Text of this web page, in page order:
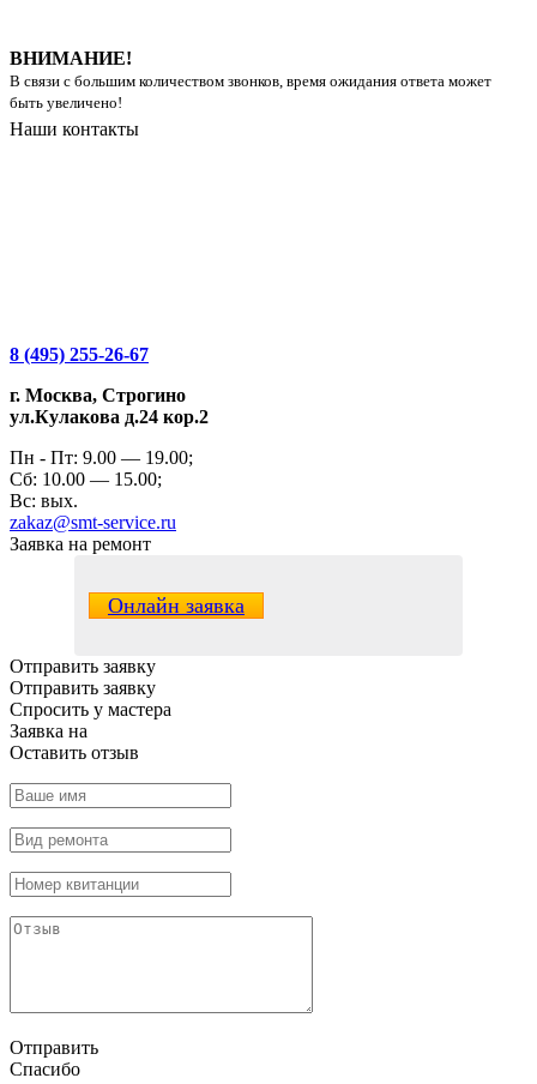
ВНИМАНИЕ!
В связи с большим количеством звонков, время ожидания ответа может
быть увеличено!
Наши контакты
8 (495) 255-26-67
г. Москва, Строгино
ул.Кулакова д.24 кор.2
Пн - Пт: 9.00 — 19.00;
Сб: 10.00 — 15.00;
Вс: вых.
zakaz@smt-service.ru
Заявка на ремонт
Онлайн заявка
Отправить заявку
Отправить заявку
Спросить у мастера
Заявка на
Оставить отзыв
Отправить
Спасибо